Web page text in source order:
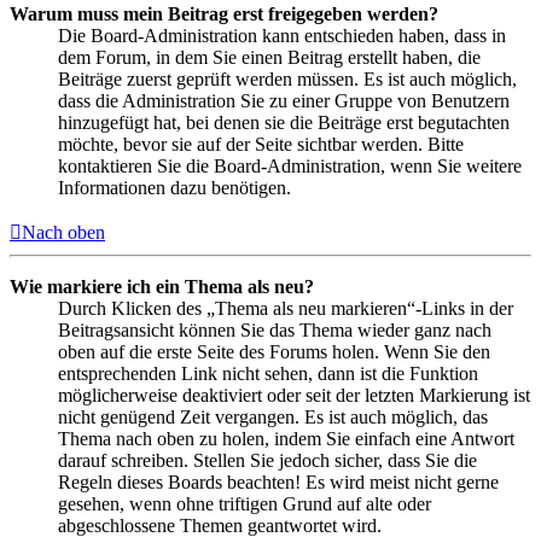
Warum muss mein Beitrag erst freigegeben werden?
Die Board-Administration kann entschieden haben, dass in
dem Forum, in dem Sie einen Beitrag erstellt haben, die
Beiträge zuerst geprüft werden müssen. Es ist auch möglich,
dass die Administration Sie zu einer Gruppe von Benutzern
hinzugefügt hat, bei denen sie die Beiträge erst begutachten
möchte, bevor sie auf der Seite sichtbar werden. Bitte
kontaktieren Sie die Board-Administration, wenn Sie weitere
Informationen dazu benötigen.
Nach oben
Wie markiere ich ein Thema als neu?
Durch Klicken des „Thema als neu markieren“-Links in der
Beitragsansicht können Sie das Thema wieder ganz nach
oben auf die erste Seite des Forums holen. Wenn Sie den
entsprechenden Link nicht sehen, dann ist die Funktion
möglicherweise deaktiviert oder seit der letzten Markierung ist
nicht genügend Zeit vergangen. Es ist auch möglich, das
Thema nach oben zu holen, indem Sie einfach eine Antwort
darauf schreiben. Stellen Sie jedoch sicher, dass Sie die
Regeln dieses Boards beachten! Es wird meist nicht gerne
gesehen, wenn ohne triftigen Grund auf alte oder
abgeschlossene Themen geantwortet wird.